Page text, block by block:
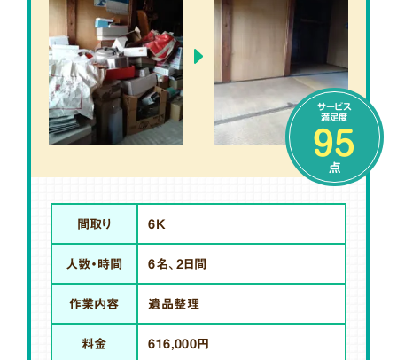
サービス
満足度
95
点
間取り 6K
人数・時間 6名、2日間
作業内容 遺品整理
料金 616,000円